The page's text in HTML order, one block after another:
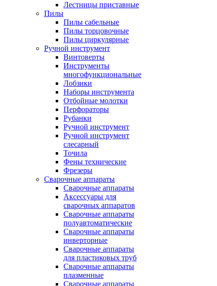
Лестницы приставные
Пилы
Пилы сабельные
Пилы торцовочные
Пилы циркулярные
Ручной инструмент
Винтоверты
Инструменты
многофункциональные
Лобзики
Наборы инструмента
Отбойные молотки
Перфораторы
Рубанки
Ручной инструмент
Ручной инструмент
слесарный
Точила
Фены технические
Фрезеры
Сварочные аппараты
Сварочные аппараты
Аксессуары для
сварочных аппаратов
Сварочные аппараты
полуавтоматические
Сварочные аппараты
инверторные
Сварочные аппараты
для пластиковых труб
Сварочные аппараты
плазменные
Сварочные аппараты